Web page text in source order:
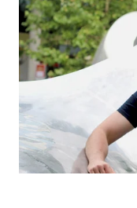
DE